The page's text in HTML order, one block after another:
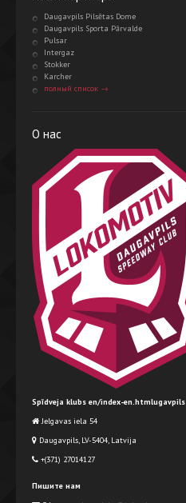
Daugavpils Pilsētas Dome
Daugavpils Sporta Pārvalde
Pulsar
Intergaz
Stokker
Karcher
полный список →
О нас
Spīdveja klubs en/index-en.htmlugavpils
Jelgavas iela 54
Daugavpils, LV-5404, Latvija
+(371) 27014127
Пишите нам